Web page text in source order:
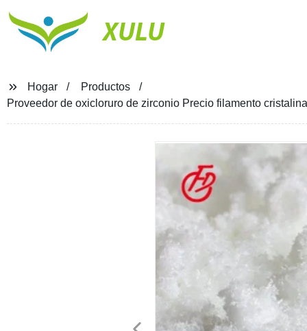
XULU
Hogar
Productos
Proveedor de oxicloruro de zirconio Precio filamento